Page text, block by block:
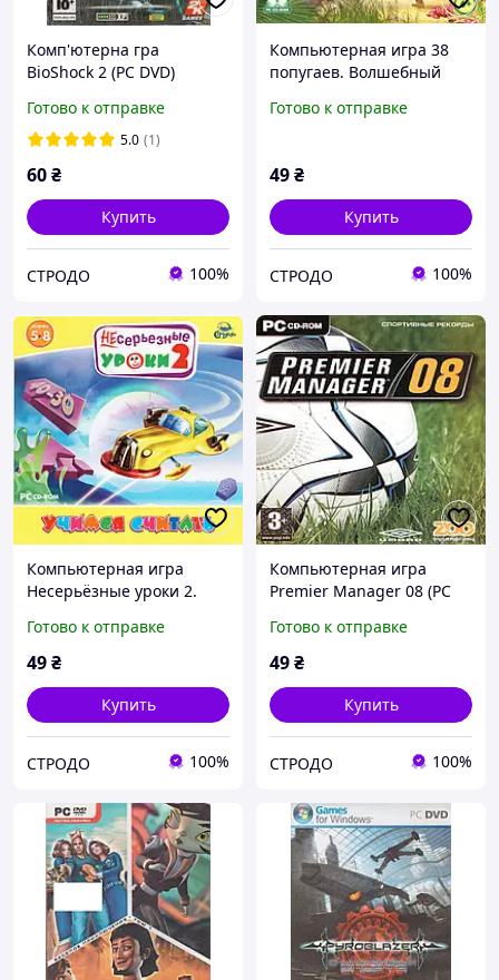
Комп'ютерна гра
BioShock 2 (PC DVD)
Готово к отправке
5.0 (1)
60₴
Купить
СТРОДО 100%
Компьютерная игра 38
попугаев. Волшебный
Готово к отправке
49₴
Купить
СТРОДО 100%
Компьютерная игра
Несерьёзные уроки 2.
ROM)
Готово к отправке
49₴
Купить
СТРОДО 100%
Компьютерная игра
Premier Manager 08 (PC
Готово к отправке
49₴
Купить
СТРОДО 100%